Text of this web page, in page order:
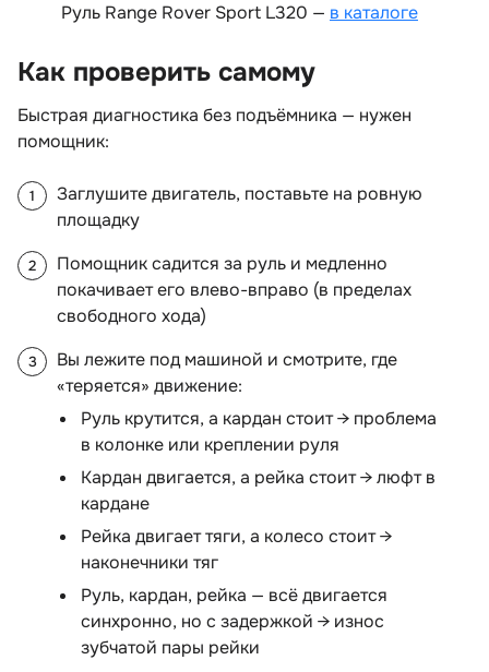
Руль Range Rover Sport L320 — каталоге
Как проверить самому
Быстрая диагностика без подъёмника — нужен
помощник:
Заглушите двигатель, поставьте на ровную
площадку
Помощник садится за руль и медленно
покачивает его влево-вправо (в пределах
свободного хода)
Вы лежите под машиной и смотрите, где
«теряется» движение:
Руль крутится, а кардан стоит → проблема
колонке или креплении руля
Кардан двигается, а рейка стоит → люфт
кардане
Рейка двигает тяги, а колесо стоит →
наконечники тя
Руль, кардан, рейка — всё двигается
синхронно, но с задержкой → износ
зубчатой пары рейки